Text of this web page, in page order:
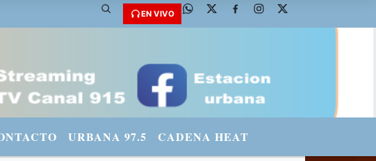
@fmradiourbana - INSTAGRAM: urbanario3 WHATSAPP: 3571569969
EN VIVO
URBANA 97.5 CADENA HEAT